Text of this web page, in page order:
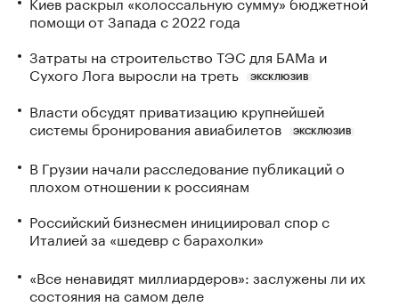
помощи от Запада с 2022 года
Затраты на строительство ТЭС для БАМа и
Сухого Лога выросли на треть
ЭКСКЛЮЗИВ
Власти обсудят приватизацию крупнейшей
системы бронирования авиабилетов
ЭКСКЛЮЗИВ
В Грузии начали расследование публикаций о
плохом отношении к россиянам
Российский бизнесмен инициировал спор с
Италией за «шедевр с барахолки»
«Все ненавидят миллиардеров»: заслужены ли их
состояния на самом деле